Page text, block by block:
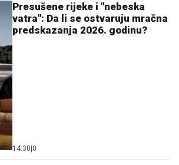
Presušene rijeke i "nebeska
vatra": Da li se ostvaruju mračna
predskazanja 2026. godinu?
14:30 0